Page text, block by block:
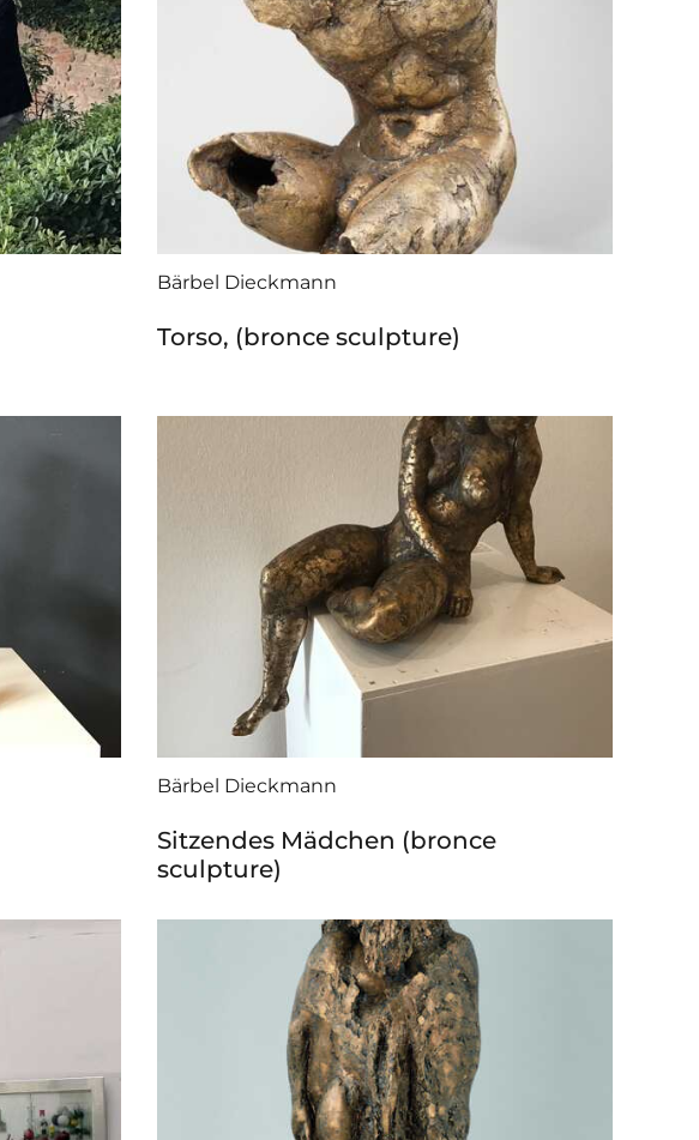
Bärbel Dieckmann
Torso, (bronce sculpture)
Bärbel Dieckmann
Sitzendes Mädchen (bronce
sculpture)